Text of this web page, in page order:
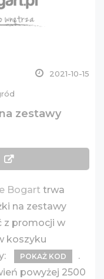
2021-10-15
zestawy
Bogart trwa
na zestawy
z promocji w
koszyku
POKAŻ KOD
.
powyżej 2500